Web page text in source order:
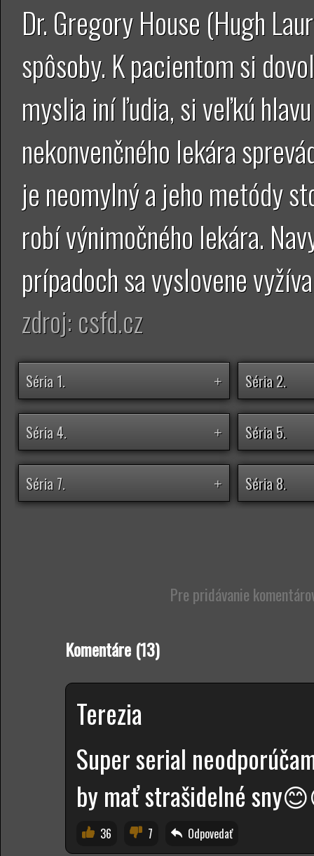
Dr. Gregory House (Hugh
spôsoby. K pacientom si
myslia iní ľudia, si veľkú
nekonvenčného lekára
je neomylný a jeho metódy
robí výnimočného lekára.
prípadoch sa vyslovene
zdroj: csfd.cz
Séria 1. + Séria 2.
Séria 4. + Séria 5.
Séria 7. + Séria 8.